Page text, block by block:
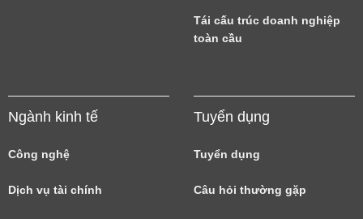
Tái cấu trúc doanh nghiệp
toàn cầu
Ngành kinh tế
Công nghệ
Dịch vụ tài chính
Tuyển dụng
Tuyển dụng
Câu hỏi thường gặp